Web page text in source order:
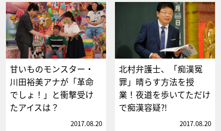
甘いものモンスター・
川田裕美アナが「革命
でしょ！」と衝撃受け
たアイスは？
2017.08.20
北村弁護士、「痴漢冤
罪」晴らす方法を授
業！夜道を歩いてただけ
で痴漢容疑⁈
2017.08.20